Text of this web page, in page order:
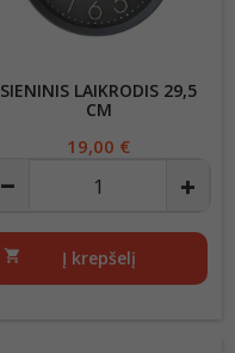
SIENINIS LAIKRODIS 29,5
CM
Kaina
19,00 €
shopping_cart Į krepšelį